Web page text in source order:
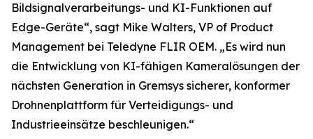
Bildsignalverarbeitungs- und KI-Funktionen auf
Edge-Geräte“, sagt Mike Walters, VP of Product
Management bei Teledyne FLIR OEM. „Es wird nun
die Entwicklung von KI-fähigen Kameralösungen der
nächsten Generation in Gremsys sicherer, konformer
Drohnenplattform für Verteidigungs- und
Industrieeinsätze beschleunigen.“